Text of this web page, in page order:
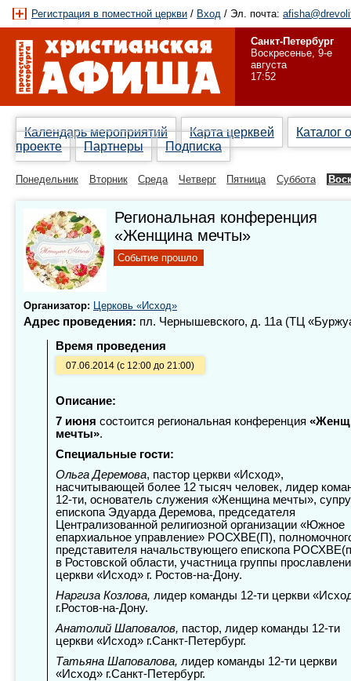
Регистрация в поместной церкви / Вход / Эл. почта:
Санкт-Петербург
Воскресенье, 9-е
августа
17:52
Календарь мероприятий Карта церквей
Каталог
проекте
Партнеры Подписка
Понедельник Вторник Среда Четверг Пятница Суббота
Региональная конференция
«Женщина мечты»
Событие прошло
Организатор: Церковь «Исход»
Адрес проведения: пл. Чернышевского, д. 11а (ТЦ
Время проведения
07.06.2014 (с 12:00 до 21:00)
Описание:
7 июня состоится региональная конференция
мечты».
Специальные гости:
Ольга Деремова, пастор церкви «Исход»,
насчитывающей более 12 тысяч человек, лидер
12-ти, основатель служения «Женщина мечты»,
епископа Эдуарда Деремова, председателя
Централизованной религиозной организации «Южное
епархиальное управление» РОСХВЕ(П),
представителя начальствующего епископа
в Ростовской области, участница группы
церкви «Исход» г. Ростов-на-Дону.
Наргиза Козлова, лидер команды 12-ти церкви
г.Ростов-на-Дону.
Анатолий Шаповалов, пастор, лидер команды 12-ти
церкви «Исход» г.Санкт-Петербург.
Татьяна Шаповалова, лидер команды 12-ти церкви
«Исход» г.Санкт-Петербург.